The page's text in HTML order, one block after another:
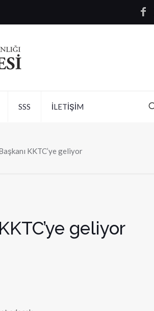
SSS İLETİŞİM
KKTC’ye geliyor
geliyor